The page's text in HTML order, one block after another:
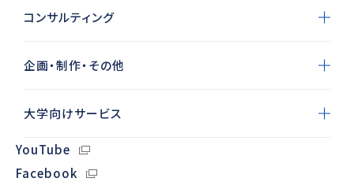
コンサルティング
企画・制作・その他
大学向けサービス
YouTube
Facebook